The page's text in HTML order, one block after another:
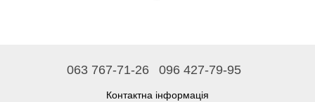
063 767-71-26 096 427-79-95
Контактна інформація